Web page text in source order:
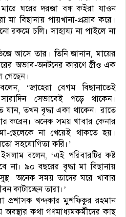
ঘরের দরজা বন্ধ কইরা যাওন
বিছানায় পায়খানা-প্রস্রাব করে।
রকমে চলি। সাহায্য না পাইলে না
আসে তার। তিনি জানান, মায়ের
অভাব-অনটনের কারণে স্ত্রীও এক
‘জাহেরা বেগম বিছানাতেই
সারাদিন সেভাবেই পড়ে থাকেন।
তখন বৃদ্ধা একা থাকেন। রাতে
করেন। অনেক সময় খাবার কেনার
ছেলেকে না খেয়েই থাকতে হয়।
সহযোগিতা করি।’
বলেন, ‘এই পরিবারটির কষ্ট
না। ৯০ বছরের বৃদ্ধা মা বিছানায়
অনেক সময় তাদের ঘরে খাবার
কাটাচ্ছেন তারা।’
প্রশাসক খন্দকার মুশফিকুর রহমান
কথা গণমাধ্যমকর্মীদের কাছ